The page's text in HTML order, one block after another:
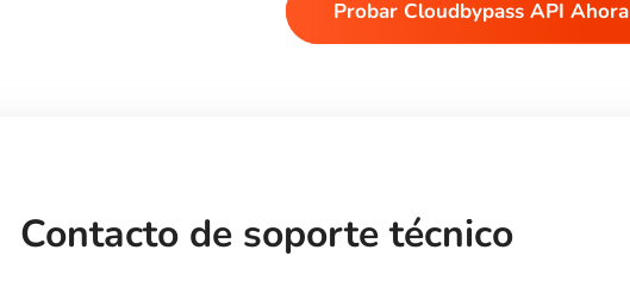
Probar Cloudbypass API Ahora
Contacto de soporte técnico